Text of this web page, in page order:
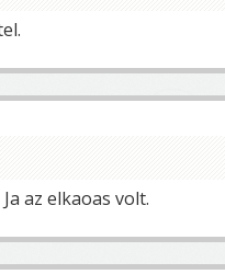
az elkaoas volt.